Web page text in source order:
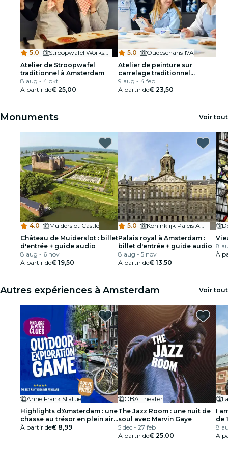
5.0 ·
Stroopwafel Workshop Amsterdam
Atelier de Stroopwafel
traditionnel à Amsterdam
8 aug - 4 okt
À partir de€ 25,00
5.0 ·
Oudeschans 17A
Atelier de peinture sur
carrelage traditionnel
néerlandais à Amsterdam
9 aug - 4 feb
À partir de€ 23,50
Monuments Voir tout
4.0 ·
Muiderslot Castle
Château de Muiderslot : billet
d'entrée + guide audio
8 aug - 6 nov
À partir de€ 19,50
5.0 ·
Koninklijk Paleis Amsterdam
Palais royal à Amsterdam :
billet d'entrée + guide audio
8 aug - 5 nov
À partir de€ 13,50
8
À
Autres expériences à Amsterdam Voir tout
Anne Frank Statue
Highlights d'Amsterdam : une
chasse au trésor en plein air
dans le Jordaan
À partir de€ 8,99
OBA Theater
The Jazz Room : une nuit de
soul avec Marvin Gaye
5 dec - 27 feb
À partir de€ 25,00
I
I
de
8
À